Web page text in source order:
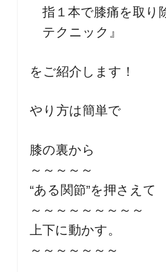
指１本で膝痛を取り
テクニック』
をご紹介します！
やり方は簡単で
膝の裏から
～～～～～
“ある関節”を押さえて
～～～～～～～～～
上下に動かす。
～～～～～～～